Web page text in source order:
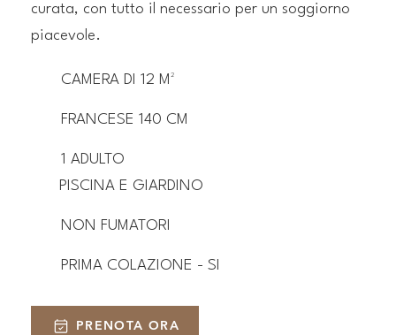
curata, con tutto il necessario per un soggiorno
piacevole.
CAMERA DI 12 M²
FRANCESE 140 CM
1 ADULTO
PISCINA E GIARDINO
NON FUMATORI
PRIMA COLAZIONE - SI
PRENOTA ORA